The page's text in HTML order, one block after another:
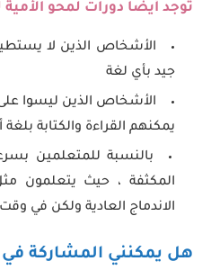
توجد أيضًا دورات لمحو الأمية
الأشخاص الذين لا
جيد بأي لغة
الأشخاص الذين ليسوا على
يمكنهم القراءة والكتابة
بالنسبة للمتعلمين
المكثفة ، حيث يتعلمون
الاندماج العادية ولكن في
هل يمكنني المشاركة في